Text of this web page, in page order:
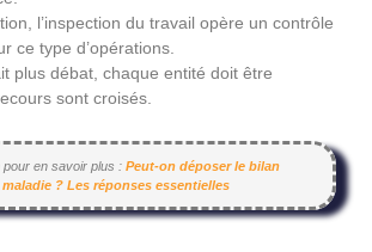
l’inspection du travail opère un contrôle
ce type d’opérations.
plus débat, chaque entité doit être
sont croisés.
en savoir plus : Peut-on déposer le bilan
? Les réponses essentielles